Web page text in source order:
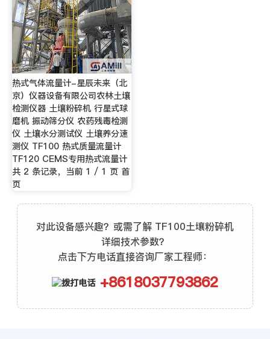
热式气体流量计-星辰未来（北
京）仪器设备有限公司农林土壤
检测仪器 土壤粉碎机 行星式球
磨机 振动筛分仪 农药残毒检测
仪 土壤水分测试仪 土壤养分速
测仪 TF100 热式质量流量计
TF120 CEMS专用热式流量计
共 2 条记录，当前 1 / 1 页 首
页
对此设备感兴趣？或需了解 TF100土壤粉碎机
详细技术参数？
点击下方电话直接咨询厂家工程师：
+8618037793862